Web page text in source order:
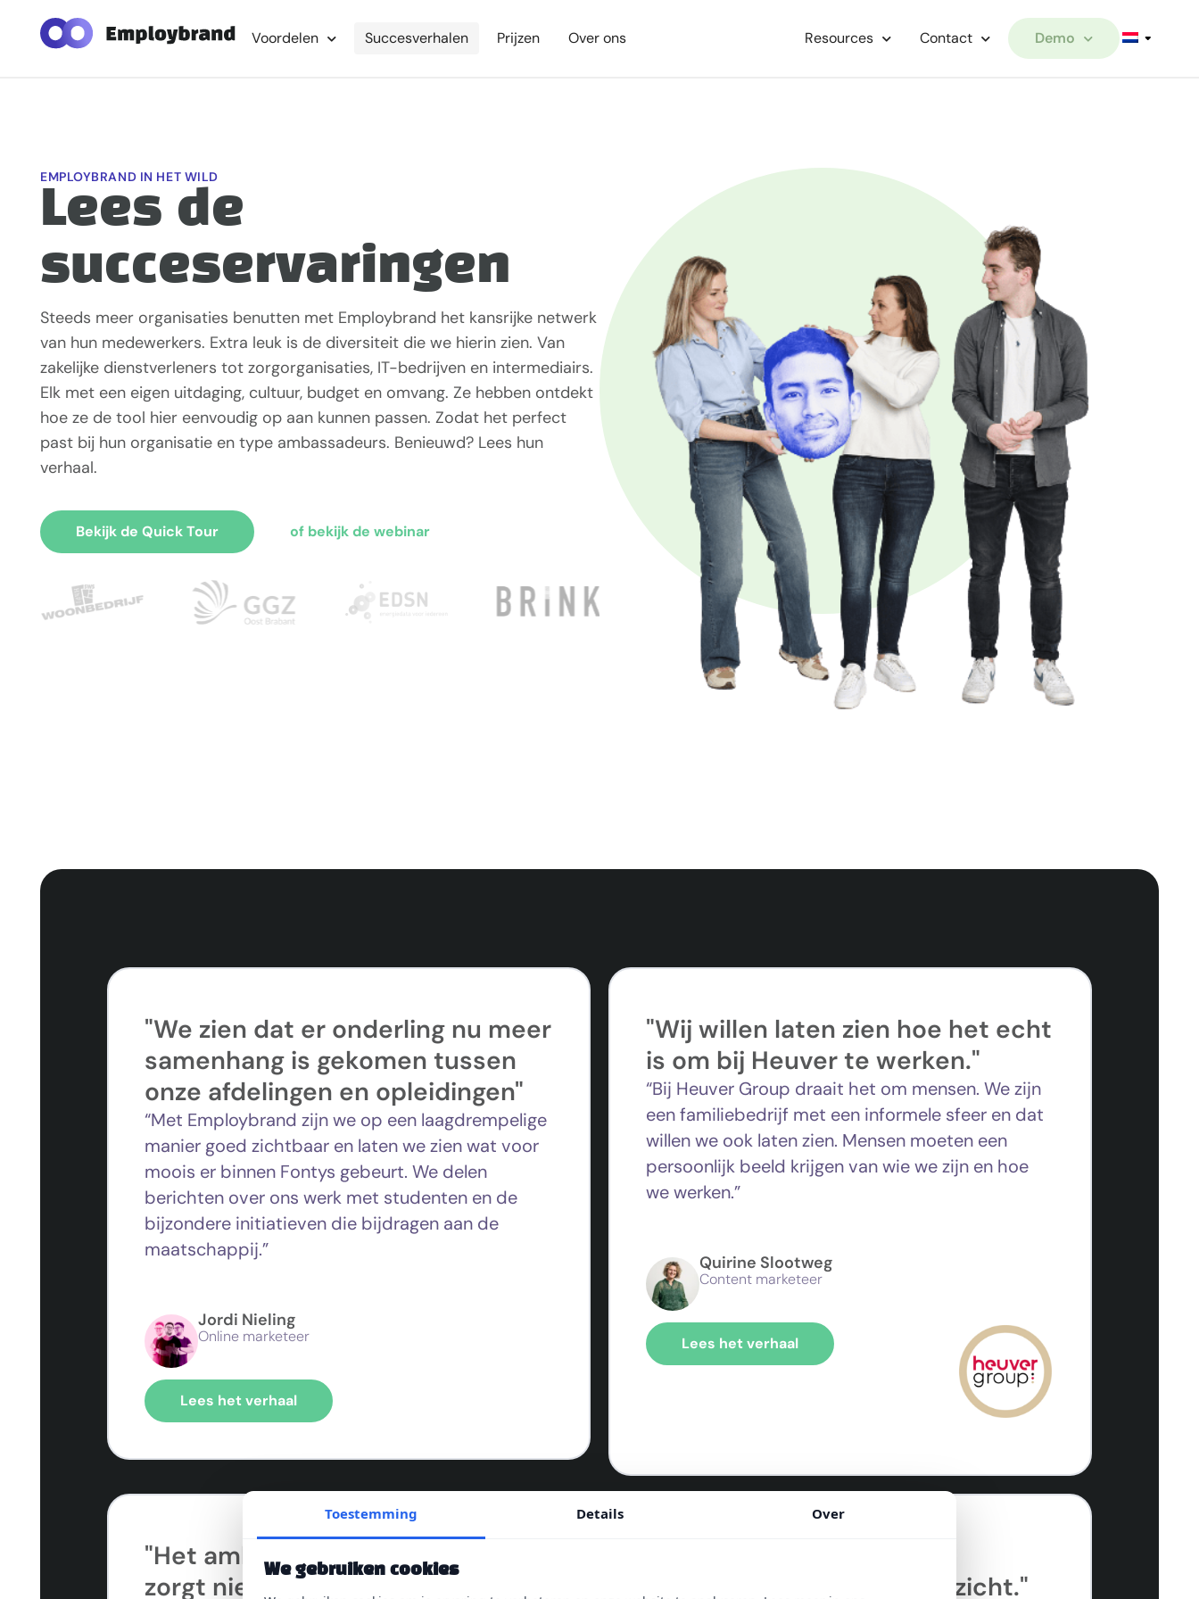
Voordelen Succesverhalen Prijzen Over ons Resources Contact Demo
EMPLOYBRAND IN HET WILD
Lees de
succeservaringen
Steeds meer organisaties benutten met Employbrand het kansrijke netwerk
van hun medewerkers. Extra leuk is de diversiteit die we hierin zien. Van
zakelijke dienstverleners tot zorgorganisaties, IT-bedrijven en intermediairs.
Elk met een eigen uitdaging, cultuur, budget en omvang. Ze hebben ontdekt
hoe ze de tool hier eenvoudig op aan kunnen passen. Zodat het perfect
past bij hun organisatie en type ambassadeurs. Benieuwd? Lees hun
verhaal.
Bekijk de Quick Tour of bekijk de webinar
"We zien dat er onderling nu meer
samenhang is gekomen tussen
onze afdelingen en opleidingen"
“Met Employbrand zijn we op een laagdrempelige
manier goed zichtbaar en laten we zien wat voor
moois er binnen Fontys gebeurt. We delen
berichten over ons werk met studenten en de
bijzondere initiatieven die bijdragen aan de
maatschappij.”
Jordi Nieling
Online marketeer
Lees het verhaal
"Wij willen laten zien hoe het echt
is om bij Heuver te werken."
“Bij Heuver Group draait het om mensen. We zijn
een familiebedrijf met een informele sfeer en dat
willen we ook laten zien. Mensen moeten een
persoonlijk beeld krijgen van wie we zijn en hoe
we werken.”
Quirine Slootweg
Content marketeer
Lees het verhaal
"Het ambassadeursprogramma
zorgt niet alleen voor nieuwe
letterlijk een menselijk gezicht."
Toestemming Details Over
We gebruiken cookies